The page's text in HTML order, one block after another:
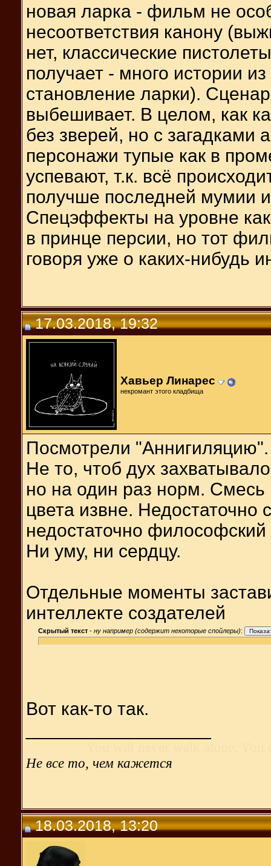
новая ларка - фильм не
несоответствия канону
нет, классические
получает - много истории
становление ларки).
выбешивает. В целом, как
без зверей, но с загадками
персонажи тупые как в
успевают, т.к. всё
получше последней мумии
Спецэффекты на уровне
в принце персии, но тот
говоря уже о каких-нибудь
17.03.2018, 19:32
Хавьер Линарес
некромант этого кладбища
Посмотрели "Аннигиляцию".
Не то, чтоб дух
но на один раз норм. Смесь
цвета извне.
недостаточно
Ни уму, ни сердцу.
Отдельные моменты
интеллекте создателей
Скрытый текст - ну например (содержит некоторые спойлеры):
Вот как-то так.
Не все то, чем кажется
18.03.2018, 13:20